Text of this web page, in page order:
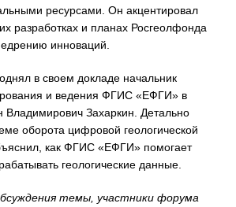
ресурсами. Он акцентировал
разработках и планах Росгеолфонда
инноваций.
в своем докладе начальник
и ведения ФГИС «ЕФГИ» в
Владимирович Захаркин. Детально
оборота цифровой геологической
как ФГИС «ЕФГИ» помогает
геологические данные.
темы, участники форума